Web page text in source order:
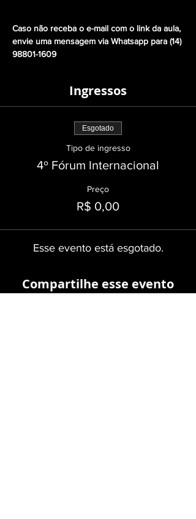
Caso não receba o e-mail com o link da aula,
envie uma mensagem via Whatsapp para (14)
98801-1609
Ingressos
Esgotado
Tipo de ingresso
4º Fórum Internacional
Preço
R$ 0,00
Esse evento está esgotado.
Compartilhe esse evento